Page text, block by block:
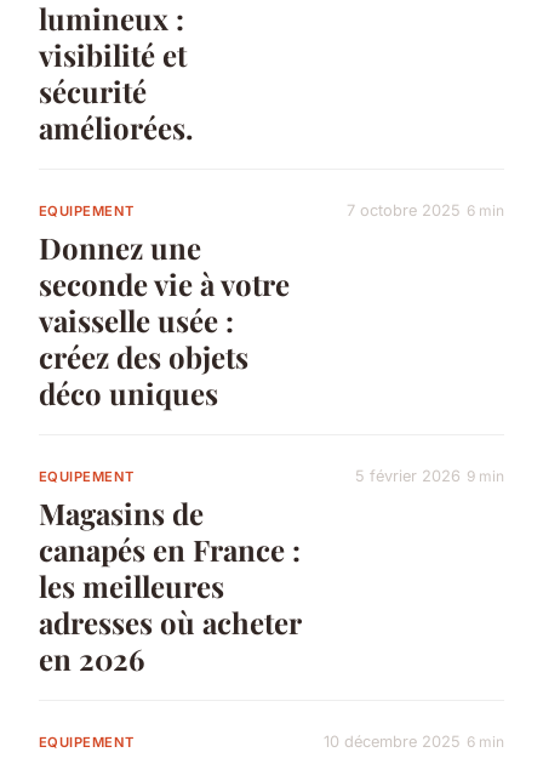
lumineux :
visibilité et
sécurité
améliorées.
EQUIPEMENT
Donnez une
seconde vie à votre
vaisselle usée :
créez des objets
déco uniques
7 octobre 2025 6 min
EQUIPEMENT
Magasins de
canapés en France :
les meilleures
adresses où acheter
en 2026
5 février 2026 9 min
EQUIPEMENT 10 décembre 2025 6 min